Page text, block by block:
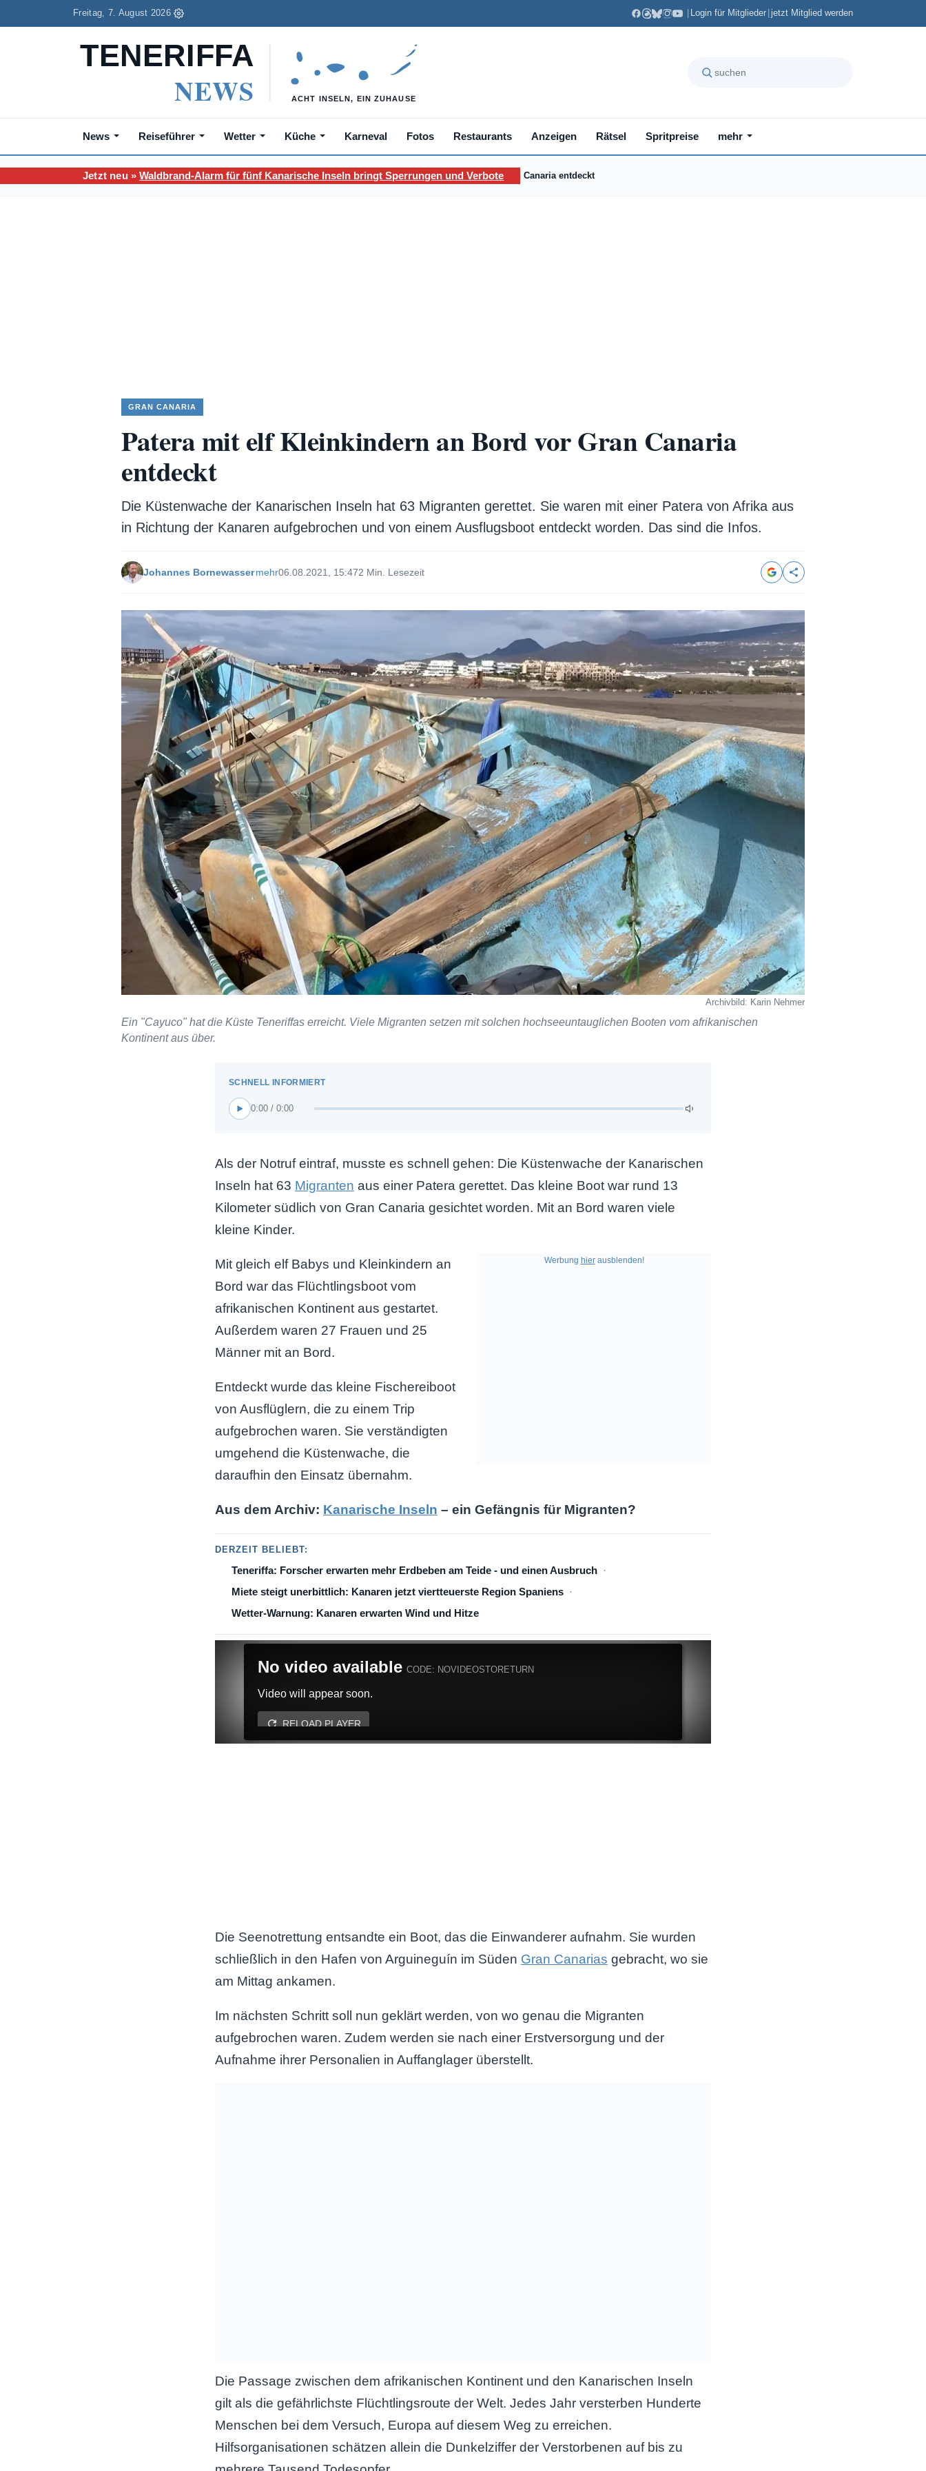
Freitag, 7. August 2026 Login für Mitglieder jetzt Mitglied werden
News Reiseführer Wetter Küche Karneval Fotos Restaurants Anzeigen Rätsel Spritpreise mehr
Sie sind hier: Teneriffa News / Aktuelles Gran Canaria News / Patera mit elf Kleinkindern an Bord vor Gran Canaria entdeckt
Jetzt neu » Waldbrand-Alarm für fünf Kanarische Inseln bringt Sperrungen und Verbote
GRAN CANARIA
Patera mit elf Kleinkindern an Bord vor Gran Canaria
entdeckt
Die Küstenwache der Kanarischen Inseln hat 63 Migranten gerettet. Sie waren mit einer Patera von Afrika aus
in Richtung der Kanaren aufgebrochen und von einem Ausflugsboot entdeckt worden. Das sind die Infos.
Johannes Bornewassermehr06.08.2021, 15:472 Min. Lesezeit
Archivbild: Karin Nehmer
Ein "Cayuco" hat die Küste Teneriffas erreicht. Viele Migranten setzen mit solchen hochseeuntauglichen Booten vom afrikanischen
Kontinent aus über.
0:00 / 0:00
Als der Notruf eintraf, musste es schnell gehen: Die Küstenwache der Kanarischen
Inseln hat 63 Migranten aus einer Patera gerettet. Das kleine Boot war rund 13
Kilometer südlich von Gran Canaria gesichtet worden. Mit an Bord waren viele
kleine Kinder.
Werbung hierausblenden!
Mit gleich elf Babys und Kleinkindern an
Bord war das Flüchtlingsboot vom
afrikanischen Kontinent aus gestartet.
Außerdem waren 27 Frauen und 25
Männer mit an Bord.
Entdeckt wurde das kleine Fischereiboot
von Ausflüglern, die zu einem Trip
aufgebrochen waren. Sie verständigten
umgehend die Küstenwache, die
daraufhin den Einsatz übernahm.
Aus dem Archiv: Kanarische Inseln – ein Gefängnis für Migranten?
DERZEIT BELIEBT:
Teneriffa: Forscher erwarten mehr Erdbeben am Teide - und einen Ausbruch
Miete steigt unerbittlich: Kanaren jetzt viertteuerste Region Spaniens
Wetter-Warnung: Kanaren erwarten Wind und Hitze
Die Seenotrettung entsandte ein Boot, das die Einwanderer aufnahm. Sie wurden
schließlich in den Hafen von Arguineguín im Süden Gran Canarias gebracht, wo sie
am Mittag ankamen.
Im nächsten Schritt soll nun geklärt werden, von wo genau die Migranten
aufgebrochen waren. Zudem werden sie nach einer Erstversorgung und der
Aufnahme ihrer Personalien in Auffanglager überstellt.
Die Passage zwischen dem afrikanischen Kontinent und den Kanarischen Inseln
gilt als die gefährlichste Flüchtlingsroute der Welt. Jedes Jahr versterben Hunderte
Menschen bei dem Versuch, Europa auf diesem Weg zu erreichen.
Hilfsorganisationen schätzen allein die Dunkelziffer der Verstorbenen auf bis zu